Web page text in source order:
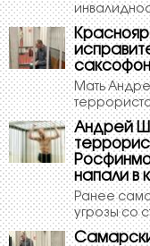
Мать
Андрей
напали в
Ранее
угрозы со